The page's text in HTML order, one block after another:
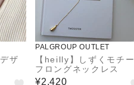
ザ
PALGROUP OUTLET
【heilly】しずくモチー
フロングネックレス
¥2,420